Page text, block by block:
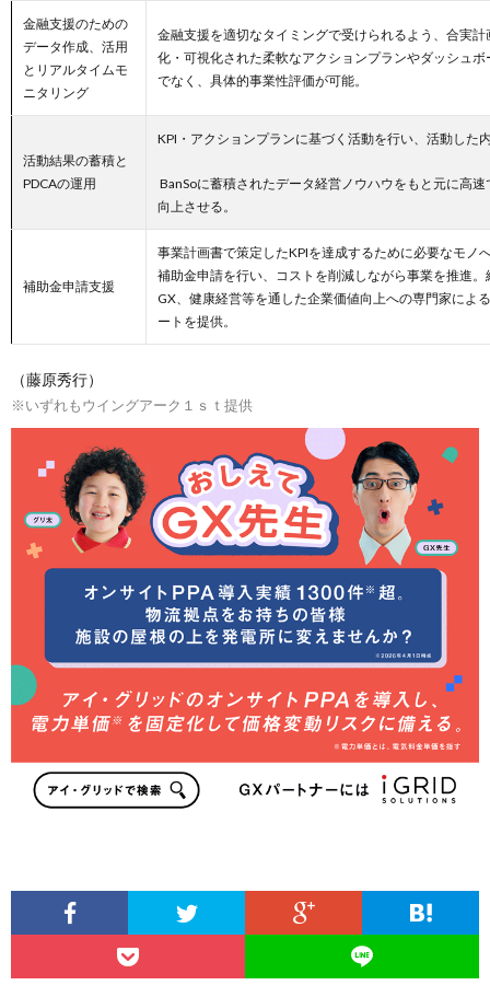
金融支援のための
データ作成、活用
とリアルタイムモ
ニタリング
金融支援を適切なタイミングで受けられるよう、合実
化・可視化された柔軟なアクションプランやダッシュ
でなく、具体的事業性評価が可能。
活動結果の蓄積と
PDCAの運用
KPI・アクションプランに基づく活動を行い、活動した
BanSoに蓄積されたデータ経営ノウハウをもと元に高
向上させる。
補助金申請支援
事業計画書で策定したKPIを達成するために必要なモノ
補助金申請を行い、コストを削減しながら事業を推進
GX、健康経営等を通した企業価値向上への専門家によ
ートを提供。
（藤原秀行）
※いずれもウイングアーク１ｓｔ提供